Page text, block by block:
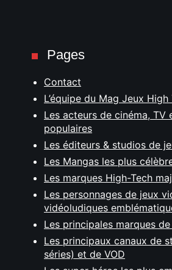
Pages
Contact
L’équipe du Mag Jeux High
Les acteurs de cinéma, TV
populaires
Les éditeurs & studios de
Les Mangas les plus
Les marques High-Tech
Les personnages de jeux
vidéoludiques
Les principales marques
Les principaux canaux de
séries) et de VOD